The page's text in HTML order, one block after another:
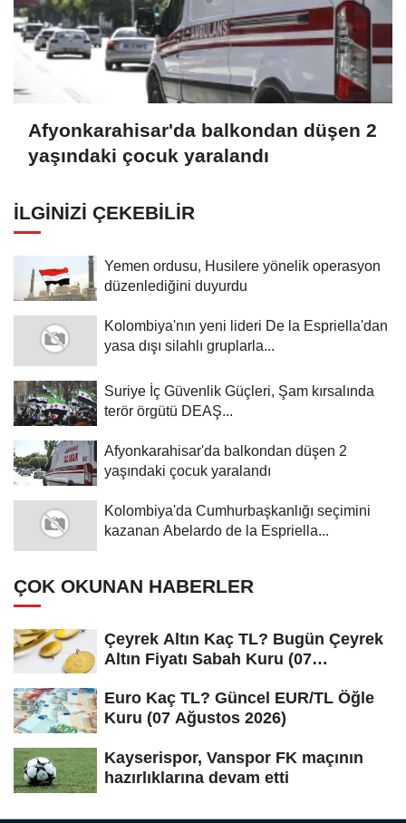
Afyonkarahisar'da balkondan düşen 2
yaşındaki çocuk yaralandı
İLGINIZI ÇEKEBILIR
Yemen ordusu, Husilere yönelik operasyon
düzenlediğini duyurdu
Kolombiya'nın yeni lideri De la Espriella'dan
yasa dışı silahlı gruplarla...
Suriye İç Güvenlik Güçleri, Şam kırsalında
terör örgütü DEAŞ...
Afyonkarahisar'da balkondan düşen 2
yaşındaki çocuk yaralandı
Kolombiya'da Cumhurbaşkanlığı seçimini
kazanan Abelardo de la Espriella...
ÇOK OKUNAN HABERLER
Çeyrek Altın Kaç TL? Bugün Çeyrek
Altın Fiyatı Sabah Kuru (07
Euro Kaç TL? Güncel EUR/TL Öğle
Kuru (07 Ağustos 2026)
Kayserispor, Vanspor FK maçının
hazırlıklarına devam etti